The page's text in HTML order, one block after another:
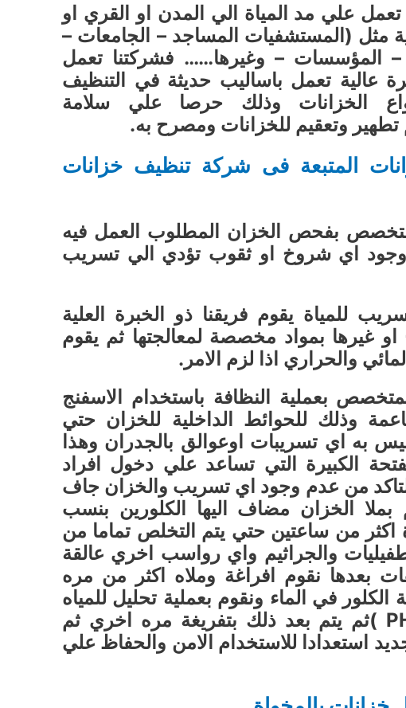
علي مد المياة الي المدن او القري او
مثل (المستشفيات المساجد – الجامعات –
– المؤسسات – وغيرها…… فشركتنا تعمل
عالية تعمل باساليب حديثة في التنظيف
الخزانات وذلك حرصا علي سلامة
وتعقيم للخزانات ومصرح به.
المتبعة فى شركة تنظيف خزانات
بفحص الخزان المطلوب العمل فيه
وجود اي شروخ او ثقوب تؤدي الي تسريب
للمياة يقوم فريقنا ذو الخبرة العلية
غيرها بمواد مخصصة لمعالجتها ثم يقوم
والحراري اذا لزم الامر.
بعملية النظافة باستخدام الاسفنج
وذلك للحوائط الداخلية للخزان حتي
به اي تسريبات اوعوالق بالجدران وهذا
الكبيرة التي تساعد علي دخول افراد
من عدم وجود اي تسريب والخزان جاف
بملا الخزان مضاف اليها الكلورين بنسب
اكثر من ساعتين حتي يتم التخلص تماما من
والجراثيم واي رواسب اخري عالقة
بعدها نقوم افراغة وملاه اكثر من مره
في الماء ونقوم بعملية تحليل للمياه
نسبة (PH –TDS-TSS )ثم يتم بعد ذلك بتفريغة مره اخري ثم
استعدادا للاستخدام الامن والحفاظ علي